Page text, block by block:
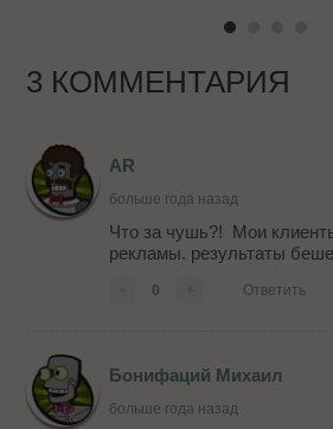
3 КОММЕНТАРИЯ
АR
больше года назад
Что за чушь?! Мои
рекламы. результаты
0 Ответить
Бонифаций Михаил
больше года назад